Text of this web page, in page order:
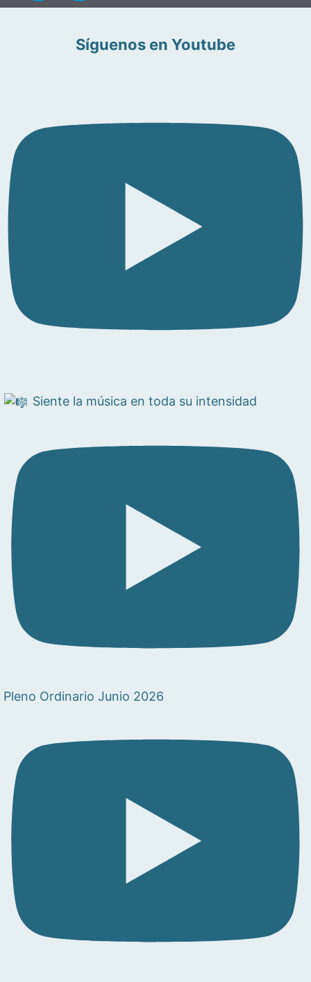
Síguenos en Youtube
Siente la música en toda su intensidad
Pleno Ordinario Junio 2026